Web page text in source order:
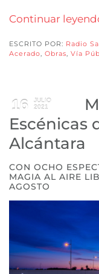
Continuar
ESCRITO POR: Radio
Acerado Obras Vía
16
JULIO
2021
Escénicas
Alcántara
CON OCHO
MAGIA AL AIRE
AGOSTO